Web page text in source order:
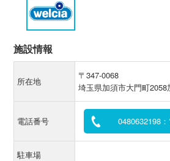
施設情報
所在地
〒347-0068
埼玉県加須市大門町
電話番号 0480632198
駐車場